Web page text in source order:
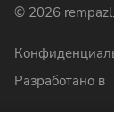
© 2026
Разработано в